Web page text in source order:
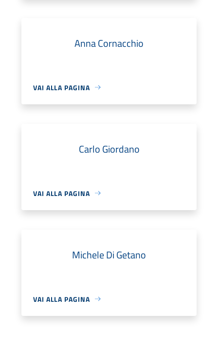
Anna Cornacchio
VAI ALLA PAGINA
Carlo Giordano
VAI ALLA PAGINA
Michele Di Getano
VAI ALLA PAGINA